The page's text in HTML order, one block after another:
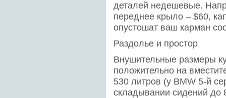
деталей недешевые.
переднее крыло – $60,
опустошат ваш карман
Раздолье и простор
Внушительные размеры
положительно на
530 литров (у BMW 5-й
складывании сидений до